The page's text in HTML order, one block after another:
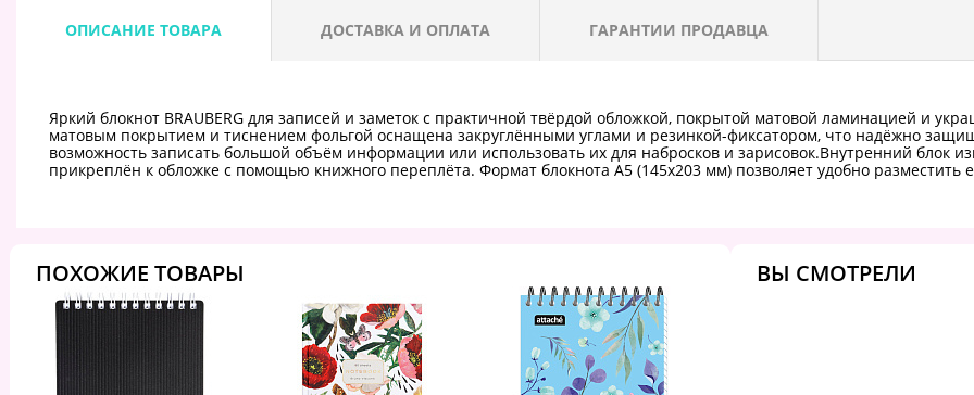
ОПИСАНИЕ ТОВАРА ДОСТАВКА И ОПЛАТА ГАРАНТИИ ПРОДАВЦА
Яркий блокнот BRAUBERG для записей и заметок с практичной твёрдой обложкой, покрытой матовой ламинацией и
матовым покрытием и тиснением фольгой оснащена закруглёнными углами и резинкой-фиксатором, что надёжно
возможность записать большой объём информации или использовать их для набросков и зарисовок.Внутренний блок
прикреплён к обложке с помощью книжного переплёта. Формат блокнота А5 (145х203 мм) позволяет удобно разместить
ПОХОЖИЕ ТОВАРЫ ВЫ СМОТРЕЛИ